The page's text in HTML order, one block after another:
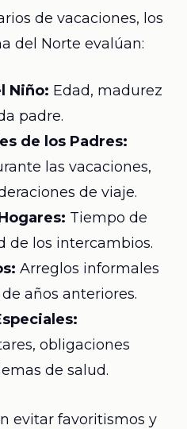
de vacaciones, los
del Norte evalúan:
Niño: Edad, madurez
padre.
de los Padres:
las vacaciones,
de viaje.
Tiempo de
de los intercambios.
Arreglos informales
años anteriores.
obligaciones
de salud.
evitar favoritismos y